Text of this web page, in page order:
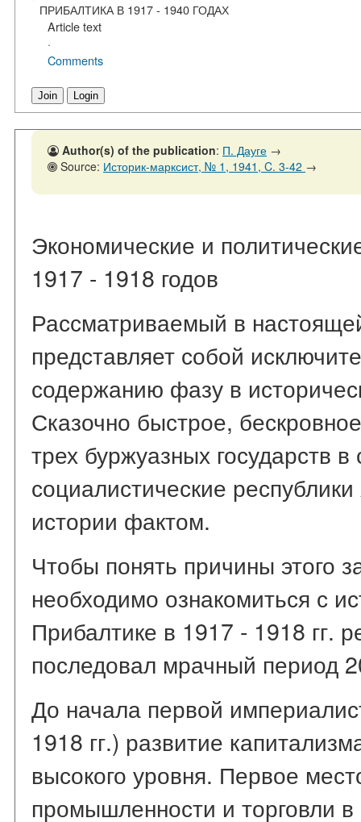
ПРИБАЛТИКА В 1917 - 1940 ГОДАХ
Article text
·
Comments
Join Login
Author(s) of the publication: П. Дауге →
Source: Историк-марксист, № 1, 1941, C. 3-42 →
Экономические и
1917 - 1918 годов
Рассматриваемый в
представляет собой
содержанию фазу в
Сказочно быстрое,
трех буржуазных государств
социалистические
истории фактом.
Чтобы понять причины этого
необходимо ознакомиться с
Прибалтике в 1917 - 1918 гг.
последовал мрачный период
До начала первой
1918 гг.) развитие
высокого уровня. Первое
промышленности и торговли